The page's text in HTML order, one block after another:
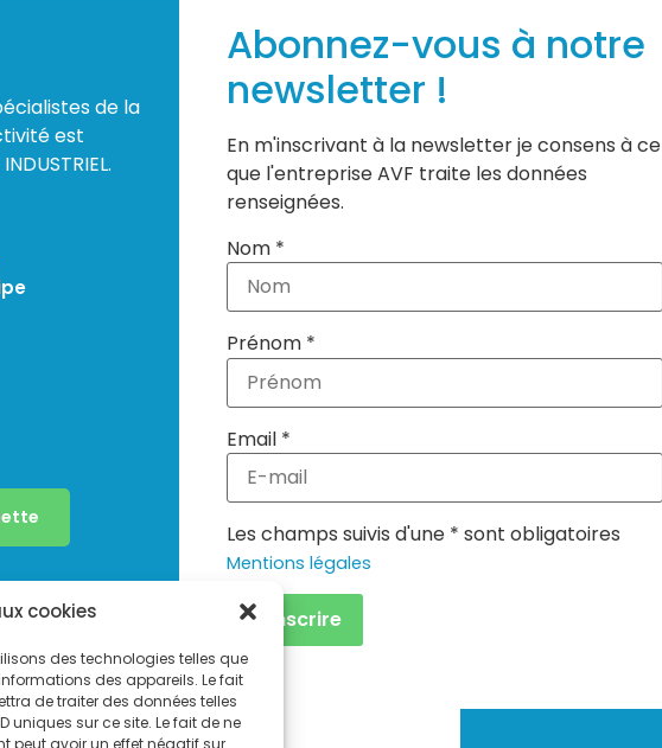
cookies
des technologies telles que
des appareils. Le fait
de traiter des données telles
uniques sur ce site. Le fait de ne
peut avoir un effet négatif sur
de la
est
Abonnez-vous à notre
newsletter !
En m'inscrivant à la newsletter je consens à ce
que l'entreprise AVF traite les données
renseignées.
Nom *
Prénom *
Email *
Les champs suivis d'une * sont obligatoires
Mentions légales